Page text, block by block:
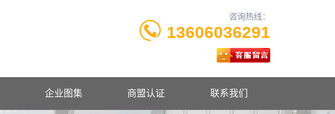
咨询热线：
13606036291
企业图集 商盟认证 联系我们